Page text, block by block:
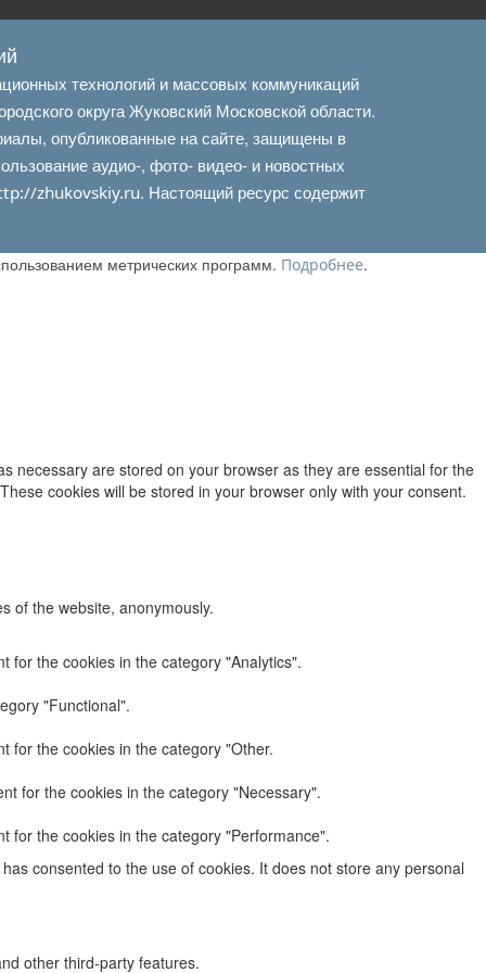
технологий и массовых коммуникаций
округа Жуковский Московской области.
опубликованные на сайте, защищены в
аудио-, фото- видео- и новостных
zhukovskiy.ru. Настоящий ресурс содержит
метрических программ. Подробнее.
necessary are stored on your browser as they are essential for the
cookies will be stored in your browser only with your consent.
of the website, anonymously.
for the cookies in the category "Analytics".
"Functional".
for the cookies in the category "Other.
for the cookies in the category "Necessary".
for the cookies in the category "Performance".
consented to the use of cookies. It does not store any personal
other third-party features.